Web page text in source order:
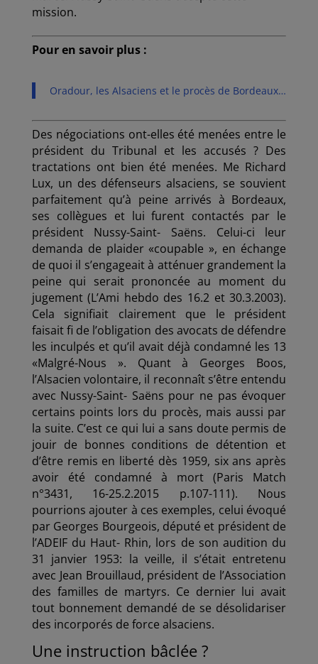
mission.
Pour en savoir plus :
Oradour, les Alsaciens et le procès de Bordeaux…
Des négociations ont-elles été menées entre le
président du Tribunal et les accusés ? Des
tractations ont bien été menées. Me Richard
Lux, un des défenseurs alsaciens, se souvient
parfaitement qu’à peine arrivés à Bordeaux,
ses collègues et lui furent contactés par le
président Nussy-Saint- Saëns. Celui-ci leur
demanda de plaider «coupable », en échange
de quoi il s’engageait à atténuer grandement la
peine qui serait prononcée au moment du
jugement (L’Ami hebdo des 16.2 et 30.3.2003).
Cela signifiait clairement que le président
faisait fi de l’obligation des avocats de défendre
les inculpés et qu’il avait déjà condamné les 13
«Malgré-Nous ». Quant à Georges Boos,
l’Alsacien volontaire, il reconnaît s’être entendu
avec Nussy-Saint- Saëns pour ne pas évoquer
certains points lors du procès, mais aussi par
la suite. C’est ce qui lui a sans doute permis de
jouir de bonnes conditions de détention et
d’être remis en liberté dès 1959, six ans après
avoir été condamné à mort (Paris Match
n°3431, 16-25.2.2015 p.107-111). Nous
pourrions ajouter à ces exemples, celui évoqué
par Georges Bourgeois, député et président de
l’ADEIF du Haut- Rhin, lors de son audition du
31 janvier 1953: la veille, il s’était entretenu
avec Jean Brouillaud, président de l’Association
des familles de martyrs. Ce dernier lui avait
tout bonnement demandé de se désolidariser
des incorporés de force alsaciens.
Une instruction bâclée ?